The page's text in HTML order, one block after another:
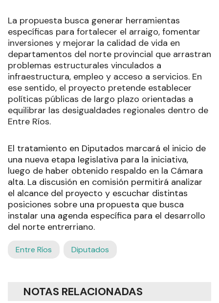
La propuesta busca generar herramientas
específicas para fortalecer el arraigo, fomentar
inversiones y mejorar la calidad de vida en
departamentos del norte provincial que arrastran
problemas estructurales vinculados a
infraestructura, empleo y acceso a servicios. En
ese sentido, el proyecto pretende establecer
políticas públicas de largo plazo orientadas a
equilibrar las desigualdades regionales dentro de
Entre Ríos.
El tratamiento en Diputados marcará el inicio de
una nueva etapa legislativa para la iniciativa,
luego de haber obtenido respaldo en la Cámara
alta. La discusión en comisión permitirá analizar
el alcance del proyecto y escuchar distintas
posiciones sobre una propuesta que busca
instalar una agenda específica para el desarrollo
del norte entrerriano.
Entre Ríos Diputados
NOTAS RELACIONADAS